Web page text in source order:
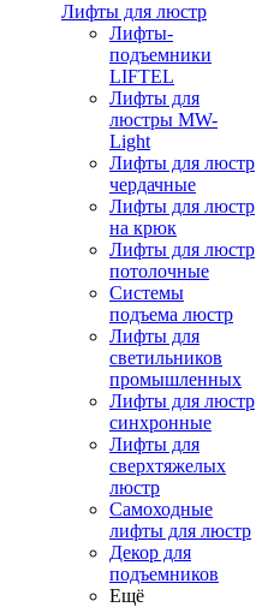
Лифты для люстр
Лифты-
подъемники
LIFTEL
Лифты для
люстры MW-
Light
Лифты для люстр
чердачные
Лифты для люстр
на крюк
Лифты для люстр
потолочные
Системы
подъема люстр
Лифты для
светильников
промышленных
Лифты для люстр
синхронные
Лифты для
сверхтяжелых
люстр
Самоходные
лифты для люстр
Декор для
подъемников
Ещё